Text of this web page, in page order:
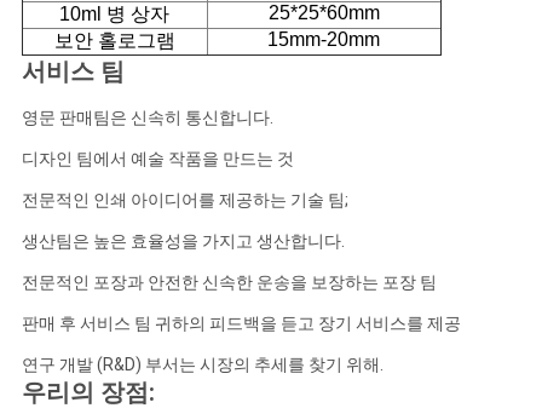
10ml 병 상자
25*25*60mm
보안 홀로그램
15mm-20mm
서비스 팀
영문 판매팀은 신속히 통신합니다.
디자인 팀에서 예술 작품을 만드는 것
전문적인 인쇄 아이디어를 제공하는 기술 팀;
생산팀은 높은 효율성을 가지고 생산합니다.
전문적인 포장과 안전한 신속한 운송을 보장하는 포장 팀
판매 후 서비스 팀 귀하의 피드백을 듣고 장기 서비스를 제공
연구 개발 (R&D) 부서는 시장의 추세를 찾기 위해.
우리의 장점: